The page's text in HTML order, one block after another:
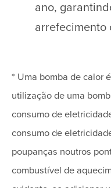
ano,
arrefecimento
* Uma bomba de calor
utilização de uma
consumo de
consumo de
poupanças noutros
combustível de